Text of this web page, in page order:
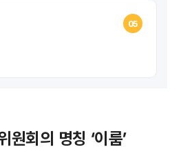
05
원회의 명칭 ‘이룸’